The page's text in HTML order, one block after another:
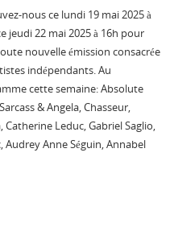
nous ce lundi 19 mai 2025 à
jeudi 22 mai 2025 à 16h pour
nouvelle émission consacrée
indépendants. Au
cette semaine: Absolute
& Angela, Chasseur,
Catherine Leduc, Gabriel Saglio,
Audrey Anne Séguin, Annabel